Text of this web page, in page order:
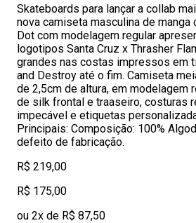
Skateboards para lançar a collab
nova camiseta masculina de manga
Dot com modelagem regular
logotipos Santa Cruz x Thrasher
grandes nas costas impressos em
and Destroy até o fim. Camiseta
de 2,5cm de altura, em modelagem
de silk frontal e traaseiro, costuras
impecável e etiquetas
Principais: Composição: 100%
defeito de fabricação.
R$ 219,00
R$ 175,00
ou 2x de R$ 87,50